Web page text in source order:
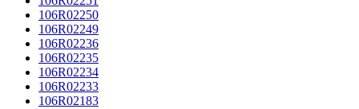
106R02250
106R02249
106R02236
106R02235
106R02234
106R02233
106R02183